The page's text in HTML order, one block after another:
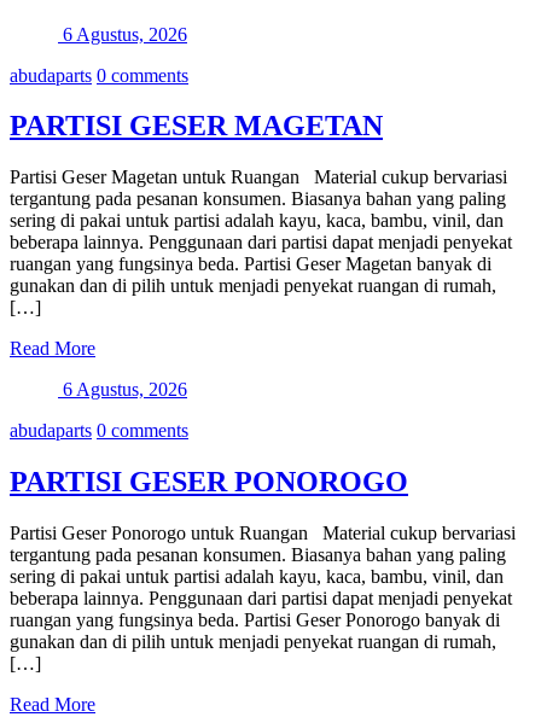
6 Agustus, 2026
abudaparts 0 comments
PARTISI GESER MAGETAN
Partisi Geser Magetan untuk Ruangan Material cukup bervariasi
tergantung pada pesanan konsumen. Biasanya bahan yang paling
sering di pakai untuk partisi adalah kayu, kaca, bambu, vinil, dan
beberapa lainnya. Penggunaan dari partisi dapat menjadi penyekat
ruangan yang fungsinya beda. Partisi Geser Magetan banyak di
gunakan dan di pilih untuk menjadi penyekat ruangan di rumah,
[…]
Read More
6 Agustus, 2026
abudaparts 0 comments
PARTISI GESER PONOROGO
Partisi Geser Ponorogo untuk Ruangan Material cukup bervariasi
tergantung pada pesanan konsumen. Biasanya bahan yang paling
sering di pakai untuk partisi adalah kayu, kaca, bambu, vinil, dan
beberapa lainnya. Penggunaan dari partisi dapat menjadi penyekat
ruangan yang fungsinya beda. Partisi Geser Ponorogo banyak di
gunakan dan di pilih untuk menjadi penyekat ruangan di rumah,
[…]
Read More